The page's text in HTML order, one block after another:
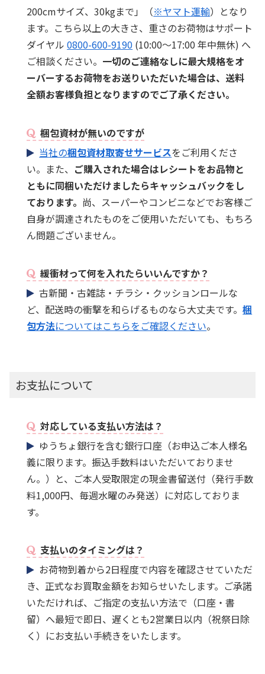
200cmサイズ、30kgまで」（※ヤマト運輸）となり
ます。こちら以上の大きさ、重さのお荷物はサポート
ダイヤル0800-600-9190 (10:00～17:00 年中無休) へ
ご相談ください。 一切のご連絡なしに最大規格をオ
ーバーするお荷物をお送りいただいた場合は、送料
全額お客様負担となりますのでご了承ください。
梱包資材が無いのですが
当社の梱包資材取寄せサービスをご利用くださ
い。また、 ご購入された場合はレシートをお品物と
ともに同梱いただけましたらキャッシュバックをし
ております。 尚、スーパーやコンビニなどでお客様ご
自身が調達されたものをご使用いただいても、もちろ
ん問題ございません。
緩衝材って何を入れたらいいんですか？
古新聞・古雑誌・チラシ・クッションロールな
ど、配送時の衝撃を和らげるものなら大丈夫です。梱
包方法についてはこちらをご確認ください。
お支払について
対応している支払い方法は？
ゆうちょ銀行を含む銀行口座（お申込ご本人様名
義に限ります。振込手数料はいただいておりませ
ん。）と、ご本人受取限定の現金書留送付（発行手数
料1,000円、毎週水曜のみ発送）に対応しておりま
す。
支払いのタイミングは？
お荷物到着から2日程度で内容を確認させていただ
き、正式なお買取金額をお知らせいたします。ご承諾
いただければ、ご指定の支払い方法で（口座・書
留）へ最短で即日、遅くとも2営業日以内（祝祭日除
く）にお支払い手続きをいたします。